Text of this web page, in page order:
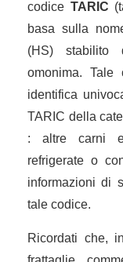
codice TARIC
basa sulla
(HS) stabilito
omonima.
identifica
TARIC della
: altre carni e
refrigerate o
informazioni di
tale codice.
Ricordati che,